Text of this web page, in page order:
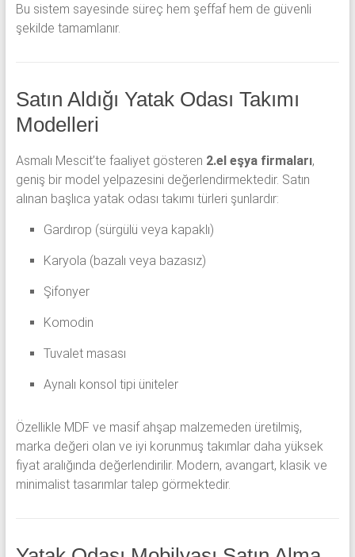
Bu sistem sayesinde süreç hem şeffaf hem de güvenli
şekilde tamamlanır.
Satın Aldığı Yatak Odası Takımı
Modelleri
Asmalı Mescit’te faaliyet gösteren 2.el eşya firmaları,
geniş bir model yelpazesini değerlendirmektedir. Satın
alınan başlıca yatak odası takımı türleri şunlardır:
Gardırop (sürgülü veya kapaklı)
Karyola (bazalı veya bazasız)
Şifonyer
Komodin
Tuvalet masası
Aynalı konsol tipi üniteler
Özellikle MDF ve masif ahşap malzemeden üretilmiş,
marka değeri olan ve iyi korunmuş takımlar daha yüksek
fiyat aralığında değerlendirilir. Modern, avangart, klasik ve
minimalist tasarımlar talep görmektedir.